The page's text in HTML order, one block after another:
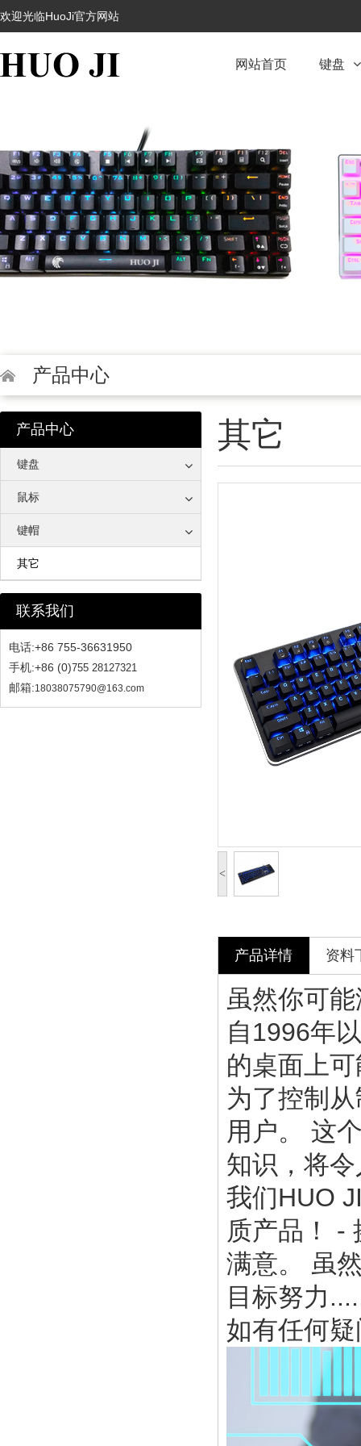
欢迎光临HuoJi官方网站
网站首页 键盘
产品中心
产品中心
键盘
鼠标
键帽
其它
联系我们
电话:+86 755-36631950
手机:+86 (0)755 28127321
邮箱:18038075790@163.com
其它
<
产品详情 资料
虽然你可
自1996年
的桌面上
为了控制
用户。 这
知识，将
我们HUO
质产品！ -
满意。 虽
目标努力
如有任何